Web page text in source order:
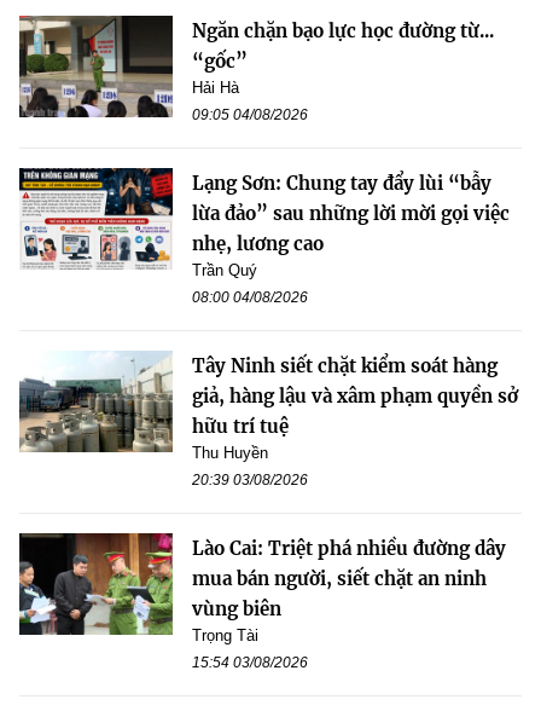
Ngăn chặn bạo lực học đường từ...
“gốc”
Hải Hà
09:05 04/08/2026
Lạng Sơn: Chung tay đẩy lùi “bẫy
lừa đảo” sau những lời mời gọi việc
nhẹ, lương cao
Trần Quý
08:00 04/08/2026
Tây Ninh siết chặt kiểm soát hàng
giả, hàng lậu và xâm phạm quyền sở
hữu trí tuệ
Thu Huyền
20:39 03/08/2026
Lào Cai: Triệt phá nhiều đường dây
mua bán người, siết chặt an ninh
vùng biên
Trọng Tài
15:54 03/08/2026